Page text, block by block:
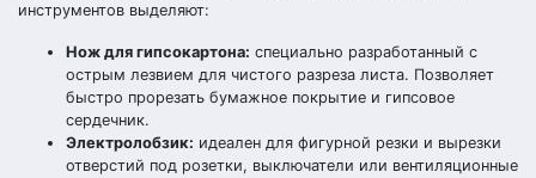
инструментов выделяют:
Нож для гипсокартона: специально разработанный с
острым лезвием для чистого разреза листа. Позволяет
быстро прорезать бумажное покрытие и гипсовое
сердечник.
Электролобзик: идеален для фигурной резки и вырезки
отверстий под розетки, выключатели или вентиляционные